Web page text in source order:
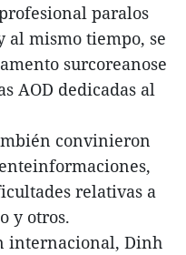
paralos
al mismo tiempo, se
surcoreanose
AOD dedicadas al
convinieron
relativas a
y otros.
internacional, Dinh